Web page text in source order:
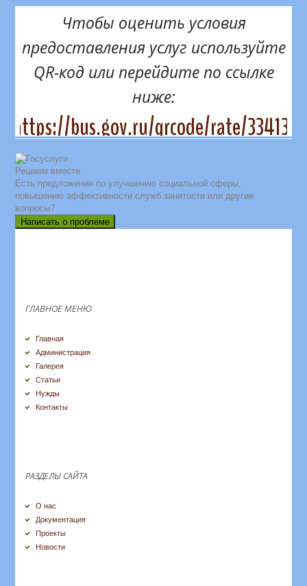
Чтобы оценить условия
предоставления услуг используйте
QR-код или перейдите по ссылке
ниже:
https://bus.gov.ru/qrcode/rate/334131
Решаем вместе
Есть предложения по улучшению социальной сферы,
повышению эффективности служб занятости или другие
вопросы?
Написать о проблеме
ГЛАВНОЕ МЕНЮ
Главная
Администрация
Галерея
Статьи
Нужды
Контакты
РАЗДЕЛЫ САЙТА
О нас
Документация
Проекты
Новости